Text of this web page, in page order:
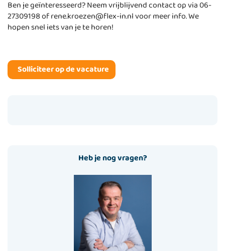
Ben je geïnteresseerd? Neem vrijblijvend contact op via 06-
27309198 of rene.kroezen@flex-in.nl voor meer info. We
hopen snel iets van je te horen!
Heb je nog vragen?